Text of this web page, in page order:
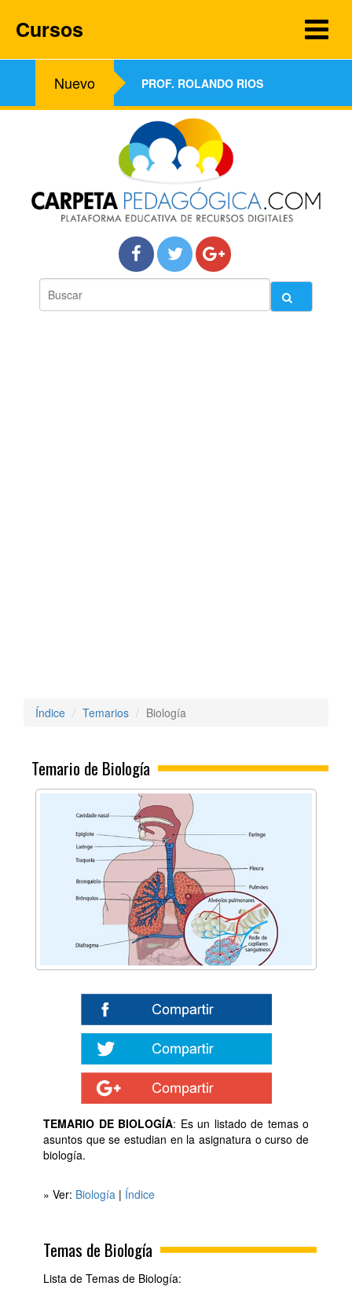
Nuevo PROF. ROLANDO RIOS
Cursos
Índice Temarios Biología
Temario de Biología
TEMARIO DE BIOLOGÍA: Es un listado de temas o
asuntos que se estudian en la asignatura o curso de
biología.
» Ver: Biología | Índice
Temas de Biología
Lista de Temas de Biología: